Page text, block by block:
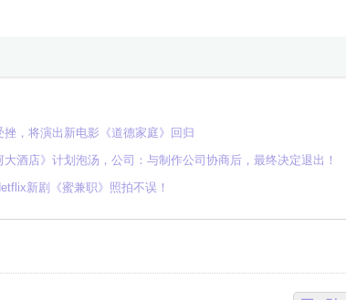
，将演出新电影《道德家庭》回归
酒店》计划泡汤，公司：与制作公司协商后，最终决定退出！
新剧《蜜兼职》照拍不误！